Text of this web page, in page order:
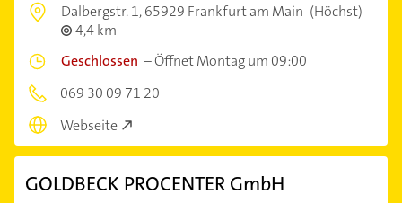
Dalbergstr. 1,65929 Frankfurt am Main (Höchst)
4,4 km
Geschlossen –Öffnet Montag um 09:00
069 30 09 71 20
Webseite
GOLDBECK PROCENTER GmbH